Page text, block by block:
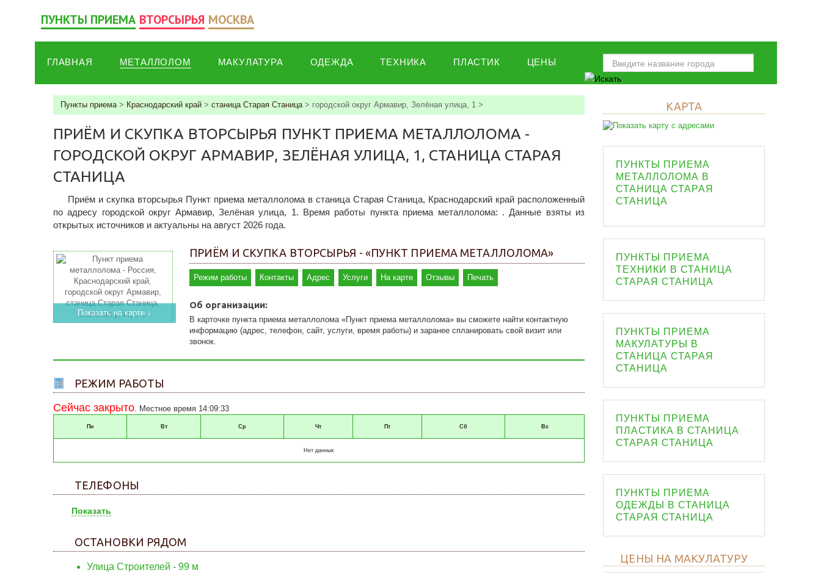
ПУНКТЫ ПРИЕМА ВТОРСЫРЬЯ МОСКВА
ГЛАВНАЯ МЕТАЛЛОЛОМ МАКУЛАТУРА ОДЕЖДА ТЕХНИКА ПЛАСТИК ЦЕНЫ
Пункты приема> Краснодарский край > станица Старая Станица> городской округ Армавир, Зелёная улица, 1 >
ПРИЁМ И СКУПКА ВТОРСЫРЬЯ ПУНКТ ПРИЕМА МЕТАЛЛОЛОМА -
ГОРОДСКОЙ ОКРУГ АРМАВИР, ЗЕЛЁНАЯ УЛИЦА, 1, СТАНИЦА СТАРАЯ
СТАНИЦА
Приём и скупка вторсырья Пункт приема металлолома в станица Старая Станица, Краснодарский край расположенный
по адресу городской округ Армавир, Зелёная улица, 1. Время работы пункта приема металлолома: . Данные взяты из
открытых источников и актуальны на август 2026 года.
Показать на карте ↓
ПРИЁМ И СКУПКА ВТОРСЫРЬЯ - «ПУНКТ ПРИЕМА МЕТАЛЛОЛОМА»
Режим работы Контакты Адрес Услуги На карте Отзывы Печать
Об организации:
В карточке пункта приема металлолома «Пункт приема металлолома» вы сможете найти контактную
информацию (адрес, телефон, сайт, услуги, время работы) и заранее спланировать свой визит или
звонок.
РЕЖИМ РАБОТЫ
Сейчас закрыто. Местное время 14:09:33
Пн Вт Ср Чт Пт Сб Вс
Нет данных
ТЕЛЕФОНЫ
Показать
ОСТАНОВКИ РЯДОМ
Улица Строителей - 99 м
КАРТА
ПУНКТЫ ПРИЕМА
МЕТАЛЛОЛОМА В
СТАНИЦА СТАРАЯ
СТАНИЦА
ПУНКТЫ ПРИЕМА
ТЕХНИКИ В СТАНИЦА
СТАРАЯ СТАНИЦА
ПУНКТЫ ПРИЕМА
МАКУЛАТУРЫ В
СТАНИЦА СТАРАЯ
СТАНИЦА
ПУНКТЫ ПРИЕМА
ПЛАСТИКА В СТАНИЦА
СТАРАЯ СТАНИЦА
ПУНКТЫ ПРИЕМА
ОДЕЖДЫ В СТАНИЦА
СТАРАЯ СТАНИЦА
ЦЕНЫ НА МАКУЛАТУРУ